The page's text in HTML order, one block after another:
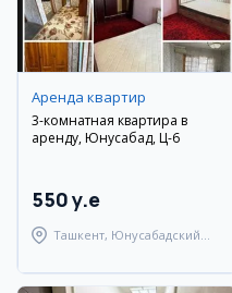
Аренда квартир
3-комнатная квартира в
аренду, Юнусабад, Ц-6
550 y.e
Ташкент, Юнусабадский